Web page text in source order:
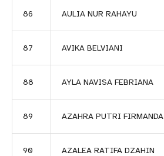
86 AULIA NUR RAHAYU
87 AVIKA BELVIANI
88 AYLA NAVISA FEBRIANA
89 AZAHRA PUTRI FIRMANDA
90 AZALEA RATIFA DZAHIN